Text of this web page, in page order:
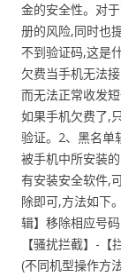
金的安全性。对
册的风险,同时也
不到验证码,这是
欠费当手机无法
而无法正常收发
如果手机欠费了,
验证。2、黑名单
被手机中所安装
有安装安全软件,
除即可,方法如下
辑】移除相应号
【骚扰拦截】-
(不同机型操作方